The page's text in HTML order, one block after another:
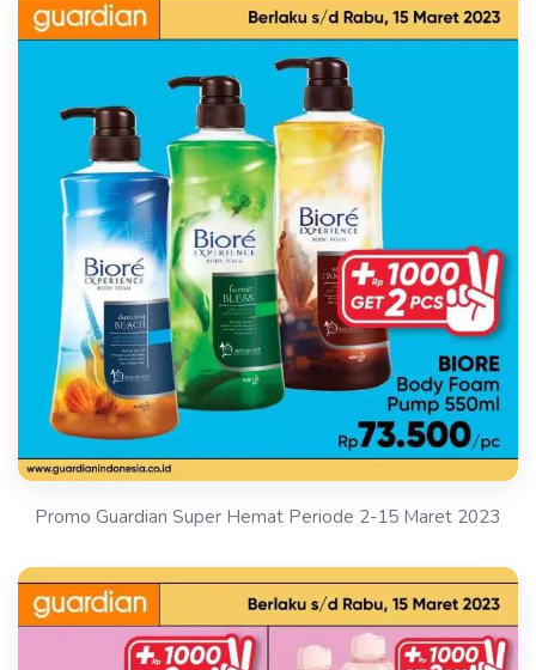
Promo Guardian Super Hemat Periode 2-15 Maret 2023